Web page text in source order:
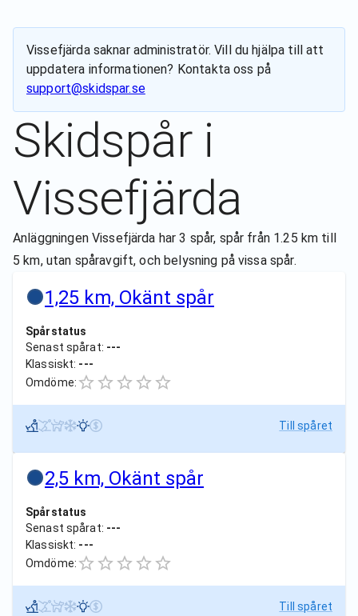
Vissefjärdasaknar administratör. Vill du hjälpa till att
uppdatera informationen? Kontakta oss på
support@skidspar.se
Skidspår i
Vissefjärda
Anläggningen Vissefjärda har 3 spår, spår från 1.25 km till
5 km, utan spåravgift, och belysning på vissa spår.
1,25 km, Okänt spår
Spårstatus
Senast spårat: ---
Klassiskt: ---
Omdöme:
Till spåret
2,5 km, Okänt spår
Spårstatus
Senast spårat: ---
Klassiskt: ---
Omdöme:
Till spåret